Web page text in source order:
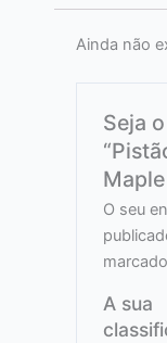
Ainda não
Seja
O seu
A sua